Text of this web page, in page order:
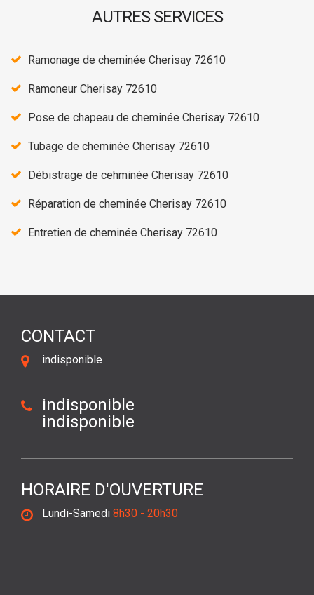
AUTRES SERVICES
Ramonage de cheminée Cherisay 72610
Ramoneur Cherisay 72610
Pose de chapeau de cheminée Cherisay 72610
Tubage de cheminée Cherisay 72610
Débistrage de cehminée Cherisay 72610
Réparation de cheminée Cherisay 72610
Entretien de cheminée Cherisay 72610
CONTACT
indisponible
indisponible
indisponible
HORAIRE D'OUVERTURE
Lundi-Samedi 8h30 - 20h30